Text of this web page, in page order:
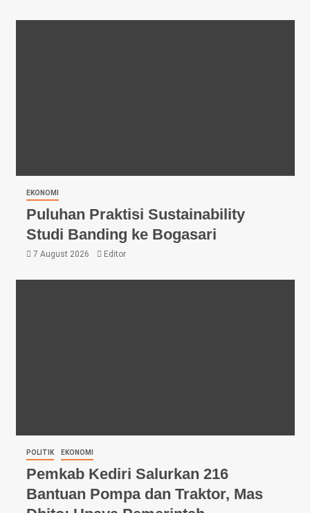
EKONOMI
Puluhan Praktisi Sustainability
Studi Banding ke Bogasari
7 August 2026 Editor
POLITIK EKONOMI
Pemkab Kediri Salurkan 216
Bantuan Pompa dan Traktor, Mas